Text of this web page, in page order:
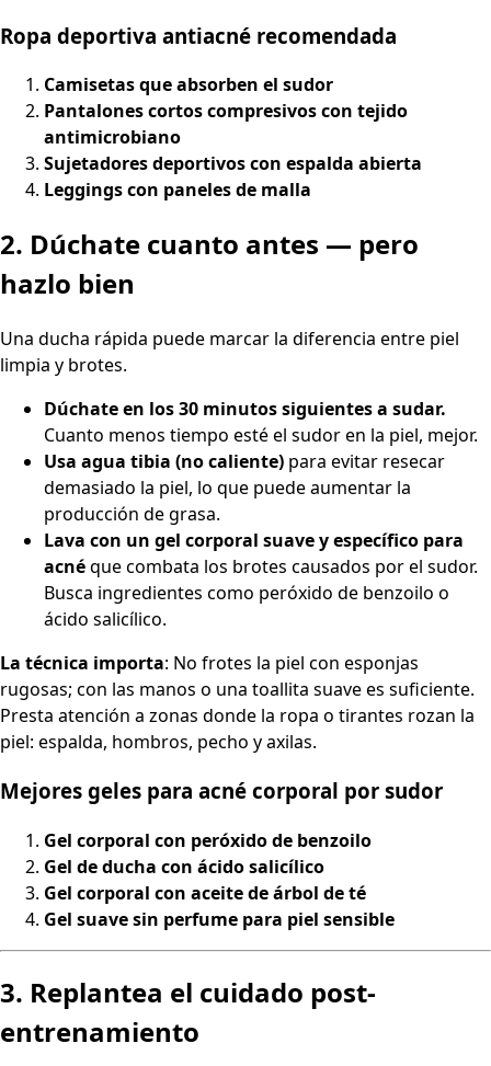
Ropa deportiva antiacné recomendada
Camisetas que absorben el sudor
Pantalones cortos compresivos con tejido
antimicrobiano
Sujetadores deportivos con espalda abierta
Leggings con paneles de malla
2. Dúchate cuanto antes — pero
hazlo bien
Una ducha rápida puede marcar la diferencia entre piel
limpia y brotes.
Dúchate en los 30 minutos siguientes a sudar.
Cuanto menos tiempo esté el sudor en la piel, mejor.
Usa agua tibia (no caliente) para evitar resecar
demasiado la piel, lo que puede aumentar la
producción de grasa.
Lava con un gel corporal suave y específico para
acnéque combata los brotes causados por el sudor.
Busca ingredientes como peróxido de benzoilo o
ácido salicílico.
La técnica importa: No frotes la piel con esponjas
rugosas; con las manos o una toallita suave es suficiente.
Presta atención a zonas donde la ropa o tirantes rozan la
piel: espalda, hombros, pecho y axilas.
Mejores geles para acné corporal por sudor
Gel corporal con peróxido de benzoilo
Gel de ducha con ácido salicílico
Gel corporal con aceite de árbol de té
Gel suave sin perfume para piel sensible
3. Replantea el cuidado post-
entrenamiento